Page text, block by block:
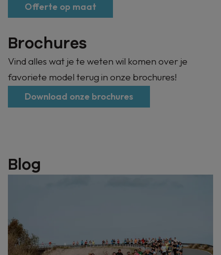
Offerte op maat
Brochures
Vind alles wat je te weten wil komen over je
favoriete model terug in onze brochures!
Download onze brochures
Blog